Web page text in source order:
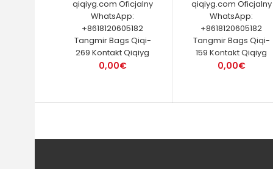
qiqiyg.com Oficjalny
WhatsApp:
+8618120605182
Tangmir Bags Qiqi-
269 Kontakt Qiqiyg
0,00€
qiqiyg.com Oficjalny
WhatsApp:
+8618120605182
Tangmir Bags Qiqi-
159 Kontakt Qiqiyg
0,00€